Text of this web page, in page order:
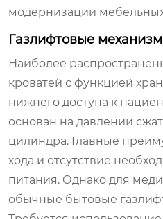
модернизации
Газлифтовые
Наиболее
кроватей с функцией
нижнего доступа к
основан на давлении
цилиндра. Главные
хода и отсутствие
питания. Однако для
обычные бытовые